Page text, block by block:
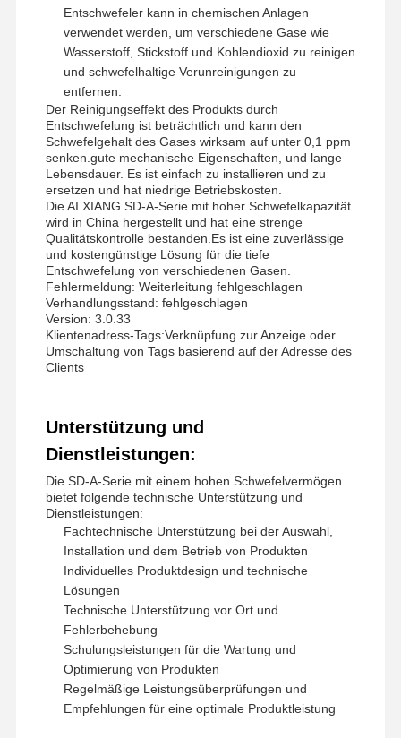
Fabrik Tour Qualitätskont
Rolle
Nachrichten Alle Fälle
Referenzen
Eisen-Oxid Desulfurizer
Dimethylaminoethylmethacrylat
Methacryloyloxyethyltrimethylammoniumchlorid
Acryloyloxyethyltrimethylammoniumchlorid
nichtionogenes Polyacrylamid
Kationisches Polyacrylamid
Gellmittel zur Frakturierung der Säurebildung
Hochtemperatur-Sedimentationsmittel
Verbrennungsmittel
Entschwefeler kann in chemischen Anlagen
verwendet werden, um verschiedene Gase wie
Wasserstoff, Stickstoff und Kohlendioxid zu reinigen
und schwefelhaltige Verunreinigungen zu
entfernen.
Der Reinigungseffekt des Produkts durch
Entschwefelung ist beträchtlich und kann den
Schwefelgehalt des Gases wirksam auf unter 0,1 ppm
senken.gute mechanische Eigenschaften, und lange
Lebensdauer. Es ist einfach zu installieren und zu
ersetzen und hat niedrige Betriebskosten.
Die AI XIANG SD-A-Serie mit hoher Schwefelkapazität
wird in China hergestellt und hat eine strenge
Qualitätskontrolle bestanden.Es ist eine zuverlässige
und kostengünstige Lösung für die tiefe
Entschwefelung von verschiedenen Gasen.
Fehlermeldung: Weiterleitung fehlgeschlagen
Verhandlungsstand: fehlgeschlagen
Version: 3.0.33
Klientenadress-Tags:Verknüpfung zur Anzeige oder
Umschaltung von Tags basierend auf der Adresse des
Clients
Unterstützung und
Dienstleistungen:
Die SD-A-Serie mit einem hohen Schwefelvermögen
bietet folgende technische Unterstützung und
Dienstleistungen:
Fachtechnische Unterstützung bei der Auswahl,
Installation und dem Betrieb von Produkten
Individuelles Produktdesign und technische
Lösungen
Technische Unterstützung vor Ort und
Fehlerbehebung
Schulungsleistungen für die Wartung und
Optimierung von Produkten
Regelmäßige Leistungsüberprüfungen und
Empfehlungen für eine optimale Produktleistung